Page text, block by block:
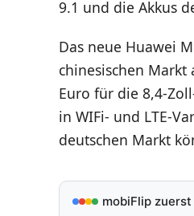
9.1 und die Akkus
Das neue Huawei
chinesischen
Euro für die 8,4-
in WIFi- und LTE-
deutschen Markt
mobiFlip